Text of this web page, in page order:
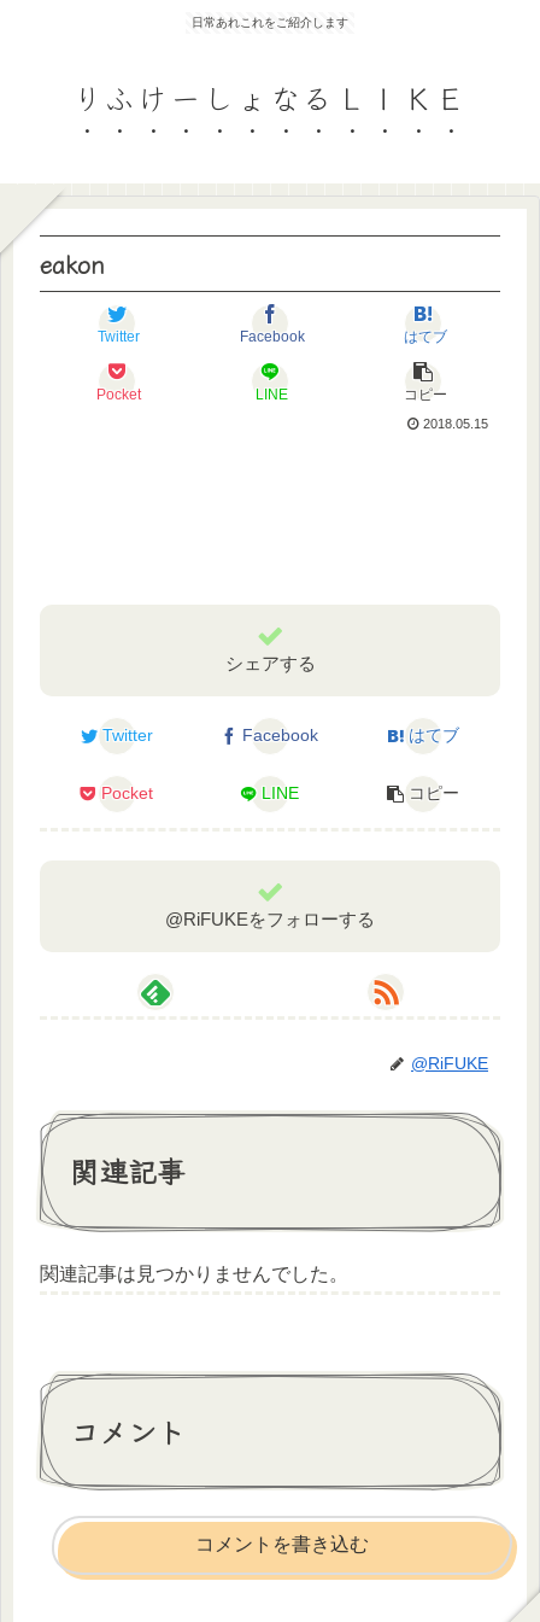
日常あれこれをご紹介します
りふけーしょなるＬＩＫＥ
eakon
Twitter Facebook はてブ
Pocket LINE コピー
2018.05.15
シェアする
Twitter Facebook はてブ
Pocket LINE コピー
@RiFUKEをフォローする
@RiFUKE
関連記事
関連記事は見つかりませんでした。
コメント
コメントを書き込む